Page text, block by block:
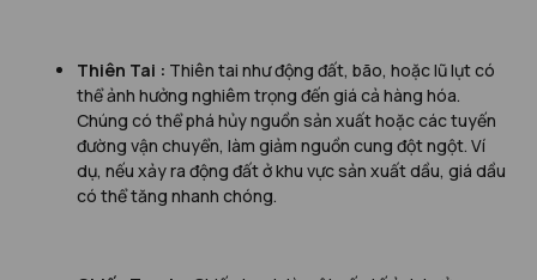
Thiên Tai : Thiên tai như động đất, bão, hoặc lũ lụt có
thể ảnh hưởng nghiêm trọng đến giá cả hàng hóa.
Chúng có thể phá hủy nguồn sản xuất hoặc các tuyến
đường vận chuyển, làm giảm nguồn cung đột ngột. Ví
dụ, nếu xảy ra động đất ở khu vực sản xuất dầu, giá dầu
có thể tăng nhanh chóng.